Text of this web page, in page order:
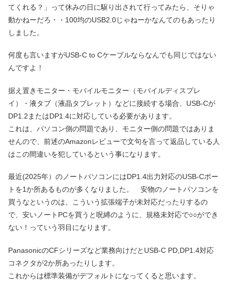
てくれる？」って休みの日に駆り出されて行ってみたら、そりゃ
動かねーだろ・・100均のUSB2.0じゃねーかなんてのもあったり
しました。
何度も言いますがUSB-C to Cケーブルならなんでも同じではない
んですよ！
据え置きモニター・モバイルモニター（モバイルディスプレ
イ）・液タブ（液晶タブレット）などに接続する場合、USB-Cが
DP1.2またはDP1.4に対応している必要があります。
これは、パソコン側の問題であり、モニター側の問題ではありま
せんので、前述のAmazonレビューで文句を言って返品している人
はこの間違いを犯しているという事になります。
最近(2025年）のノートパソコンにはDP1.4出力対応のUSB-Cポー
トを1か所あるものが多くなりました。 安物のノートパソコンを
買うなというのは、こういう拡張端子が未対応だったりするの
で、安いノートPCを買うと呪縛のように、規格未対応で○○ができ
ない！っていう羽目になります。
PanasonicのCFシリーズなど業務向けだとUSB-C PD,DP1.4対応
コネクタが2か所あったりします。
これからは標準装備がデフォルトになってくると思います。